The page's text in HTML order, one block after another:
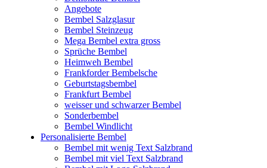
Angebote
Bembel Salzglasur
Bembel Steinzeug
Mega Bembel extra gross
Sprüche Bembel
Heimweh Bembel
Frankforder Bembelsche
Geburtstagsbembel
Frankfurt Bembel
weisser und schwarzer Bembel
Sonderbembel
Bembel Windlicht
Personalisierte Bembel
Bembel mit wenig Text Salzbrand
Bembel mit viel Text Salzbrand